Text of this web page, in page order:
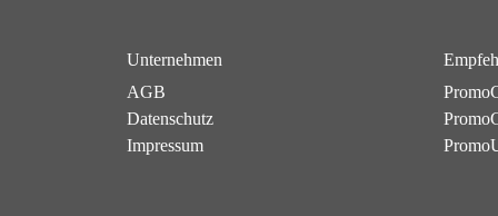
Unternehmen
AGB
Datenschutz
Impressum